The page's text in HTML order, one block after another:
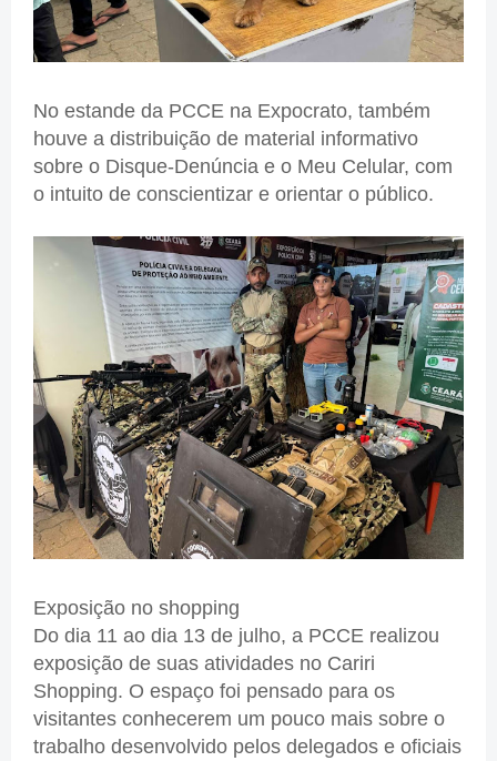
No estande da PCCE na Expocrato, também
houve a distribuição de material informativo
sobre o Disque-Denúncia e o Meu Celular, com
o intuito de conscientizar e orientar o público.
Exposição no shopping
Do dia 11 ao dia 13 de julho, a PCCE realizou
exposição de suas atividades no Cariri
Shopping. O espaço foi pensado para os
visitantes conhecerem um pouco mais sobre o
trabalho desenvolvido pelos delegados e oficiais